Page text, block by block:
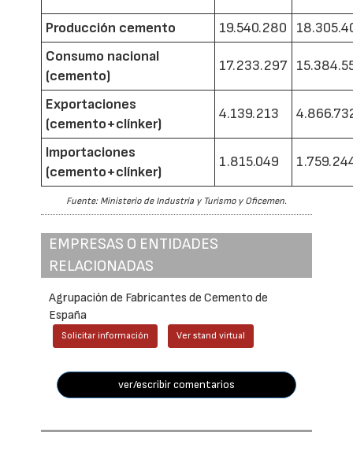
Producción cemento 19.540.280
Consumo nacional
(cemento)
17.233.297
Exportaciones
(cemento+clínker)
4.139.213
Importaciones
(cemento+clínker)
1.815.049
Fuente: Ministerio de Industria y Turismo y Oficemen.
EMPRESAS O ENTIDADES
RELACIONADAS
Agrupación de Fabricantes de Cemento de
España
Solicitar información Ver stand virtual
ver/escribir comentarios